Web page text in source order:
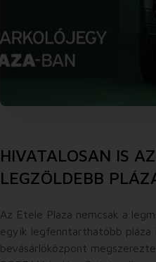
HIVATALOSAN IS
LEGZÖLDEBB
Az Etele Plaza nemcsak a
egyik legfenntarthatóbb pláza
bevásárlóközpont